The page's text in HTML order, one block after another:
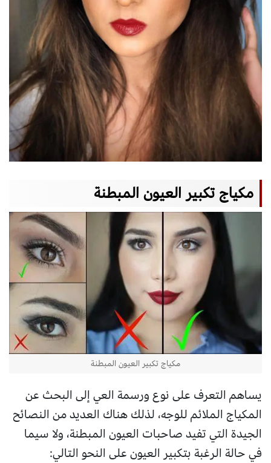
مكياج تكبير العيون المبطنة
مكياج تكبير العيون المبطنة
يساهم التعرف على نوع ورسمة العي إلى البحث عن
المكياج الملائم للوجه، لذلك هناك العديد من النصائح
الجيدة التي تفيد صاحبات العيون المبطنة، ولا سيما
في حالة الرغبة بتكبير العيون على النحو التالي: